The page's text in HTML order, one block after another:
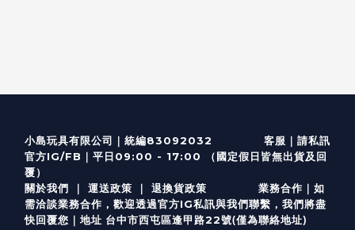
小島玩具有限公司｜統編83092032 客服 ｜ 請私訊
官方IG/FB ｜ 平日09:00 - 17:00 （國定假日皆無出貨及回
覆）
關於我們 ｜ 運送政策 ｜ 退換貨政策 業務合作｜如
需洽談業務合作，歡迎透過官方IG私訊與我們聯繫，我們將盡
快回覆您｜ 地址 台中市西屯區逢甲路22號(僅為聯絡地址)